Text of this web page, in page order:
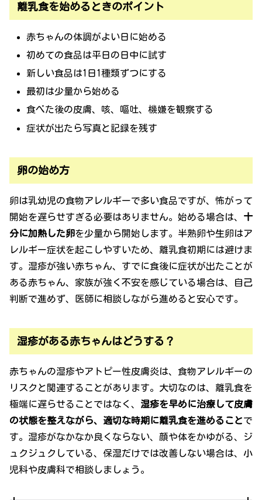
離乳食を始めるときのポイント
赤ちゃんの体調がよい日に始める
初めての食品は平日の日中に試す
新しい食品は1日1種類ずつにする
最初は少量から始める
食べた後の皮膚、咳、嘔吐、機嫌を観察する
症状が出たら写真と記録を残す
卵の始め方
卵は乳幼児の食物アレルギーで多い食品ですが、怖がって
開始を遅らせすぎる必要はありません。始める場合は、 十
分に加熱した卵を少量から開始します。半熟卵や生卵はア
レルギー症状を起こしやすいため、離乳食初期には避けま
す。湿疹が強い赤ちゃん、すでに食後に症状が出たことが
ある赤ちゃん、家族が強く不安を感じている場合は、自己
判断で進めず、医師に相談しながら進めると安心です。
湿疹がある赤ちゃんはどうする？
赤ちゃんの湿疹やアトピー性皮膚炎は、食物アレルギーの
リスクと関連することがあります。大切なのは、離乳食を
極端に遅らせることではなく、 湿疹を早めに治療して皮膚
の状態を整えながら、適切な時期に離乳食を進めることで
す。湿疹がなかなか良くならない、顔や体をかゆがる、ジ
ュクジュクしている、保湿だけでは改善しない場合は、小
児科や皮膚科で相談しましょう。